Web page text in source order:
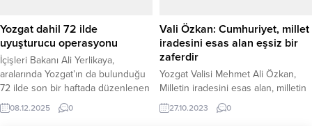
kalkınmasına yönelik çalışmaların
kararlılıkla sürdüğü vurgulandı.
Yozgat Valisi Mehmet Ali Özkan
başkanlığında...
Yozgat dahil 72 ilde
uyuşturucu operasyonu
İçişleri Bakanı Ali Yerlikaya,
aralarında Yozgat’ın da bulunduğu
72 ilde son bir haftada düzenlenen
uyuşturucu operasyonlarının
detaylarını açıkladı. Türkiye
08.12.2025 0
Vali Özkan: Cumhuriyet, millet
iradesini esas alan eşsiz bir
zaferdir
Yozgat Valisi Mehmet Ali Özkan,
Milletin iradesini esas alan, milletin
iradesini temsil eden Cumhuriyetin
ilan edilmesinin, bir devletin temel
27.10.2023 0